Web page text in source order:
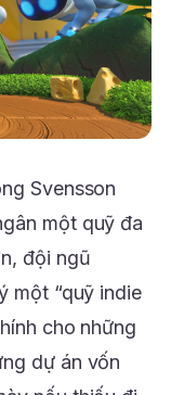
Svensson
một quỹ đa
đội ngũ
một “quỹ indie
cho những
dự án vốn